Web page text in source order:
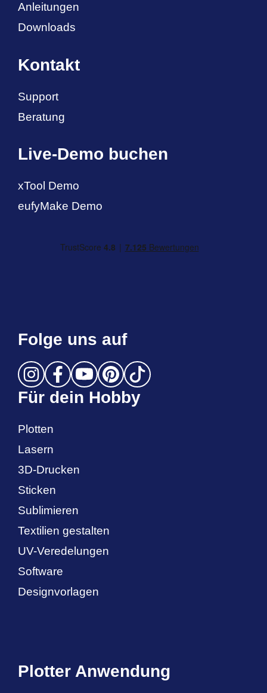
Anleitungen
Downloads
Kontakt
Support
Beratung
Live-Demo buchen
xTool Demo
eufyMake Demo
Folge uns auf
Für dein Hobby
Plotten
Lasern
3D-Drucken
Sticken
Sublimieren
Textilien gestalten
UV-Veredelungen
Software
Designvorlagen
Plotter Anwendung